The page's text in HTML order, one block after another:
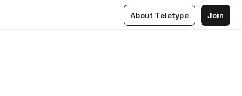
About Teletype Join